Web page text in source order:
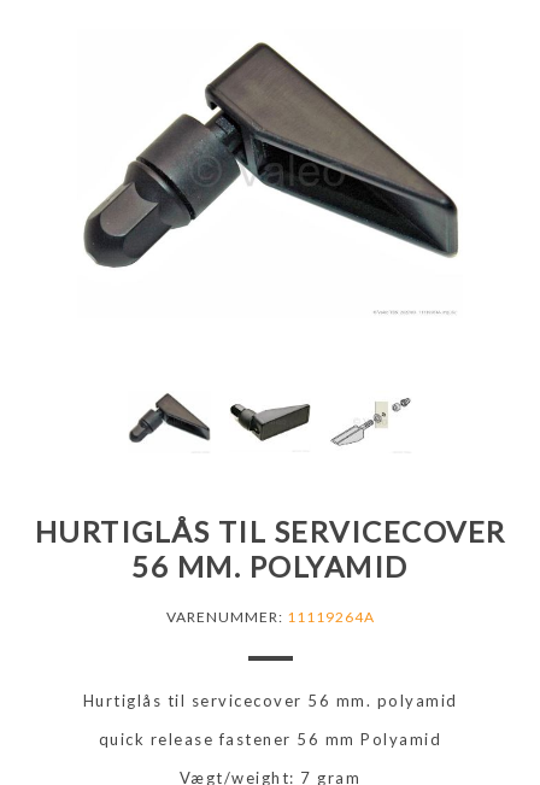
HURTIGLÅS TIL SERVICECOVER
56 MM. POLYAMID
VARENUMMER: 11119264A
Hurtiglås til servicecover 56 mm. polyamid
quick release fastener 56 mm Polyamid
Vægt/weight: 7 gram